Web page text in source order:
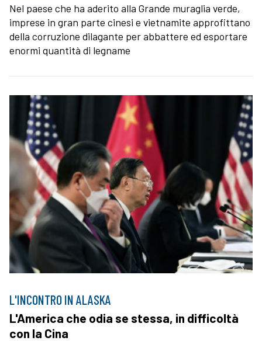
Nel paese che ha aderito alla Grande muraglia verde,
imprese in gran parte cinesi e vietnamite approfittano
della corruzione dilagante per abbattere ed esportare
enormi quantità di legname
L'INCONTRO IN ALASKA
L'America che odia se stessa, in difficoltà
con la Cina